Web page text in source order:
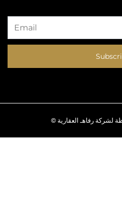
لشركة رفاهـ العقارية